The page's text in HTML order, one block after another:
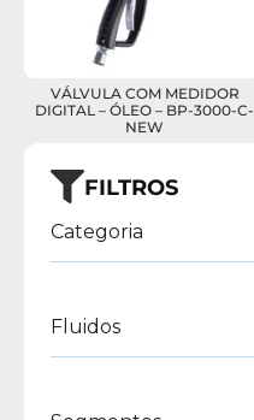
FILTROS
Categoria
Fluidos
VÁLVULA COM MEDIDOR
DIGITAL – ÓLEO – BP-3000-C-
NEW